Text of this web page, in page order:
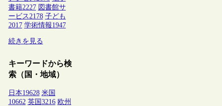
書籍2227 図書館サ
ービス2178 子ども
2017 学術情報1947
続きを見る
キーワードから検
索（国・地域）
日本19628 米国
10662 英国 3216 欧州